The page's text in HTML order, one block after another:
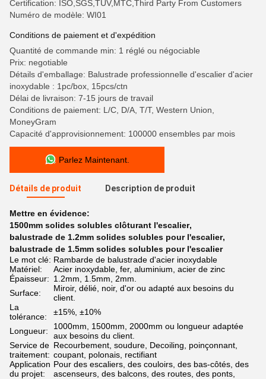
Certification: ISO,SGS,TUV,MTC,Third Party From Customers
Numéro de modèle: WI01
Conditions de paiement et d'expédition
Quantité de commande min: 1 réglé ou négociable
Prix: negotiable
Détails d'emballage: Balustrade professionnelle d'escalier d'acier
inoxydable : 1pc/box, 15pcs/ctn
Délai de livraison: 7-15 jours de travail
Conditions de paiement: L/C, D/A, T/T, Western Union,
MoneyGram
Capacité d'approvisionnement: 100000 ensembles par mois
Parlez Maintenant.
Détails de produit Description de produit
Mettre en évidence:
1500mm solides solubles clôturant l'escalier,
balustrade de 1.2mm solides solubles pour l'escalier,
balustrade de 1.5mm solides solubles pour l'escalier
Le mot clé: Rambarde de balustrade d'acier inoxydable
Matériel:
Acier inoxydable, fer, aluminium, acier de zinc
Épaisseur: 1.2mm, 1.5mm, 2mm.
Surface:
Miroir, délié, noir, d'or ou adapté aux besoins du
client.
La
tolérance:
±15%, ±10%
Longueur:
1000mm, 1500mm, 2000mm ou longueur adaptée
aux besoins du client.
Service de
traitement:
Recourbement, soudure, Decoiling, poinçonnant,
coupant, polonais, rectifiant
Application
du projet:
Pour des escaliers, des couloirs, des bas-côtés, des
ascenseurs, des balcons, des routes, des ponts,